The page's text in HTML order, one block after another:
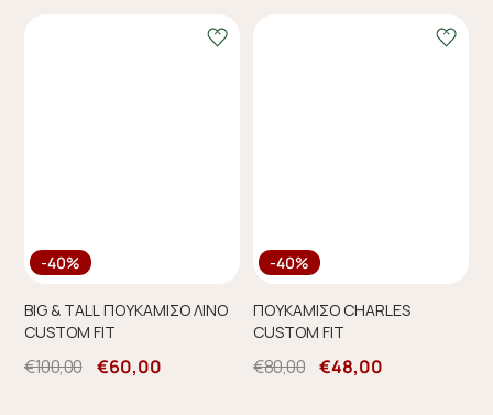
-40%
BIG & TALL ΠΟΥΚΑΜΙΣΟ ΛΙΝΟ
CUSTOM FIT
€100,00 €60,00
-40%
ΠΟΥΚΑΜΙΣΟ CHARLES
CUSTOM FIT
€80,00 €48,00